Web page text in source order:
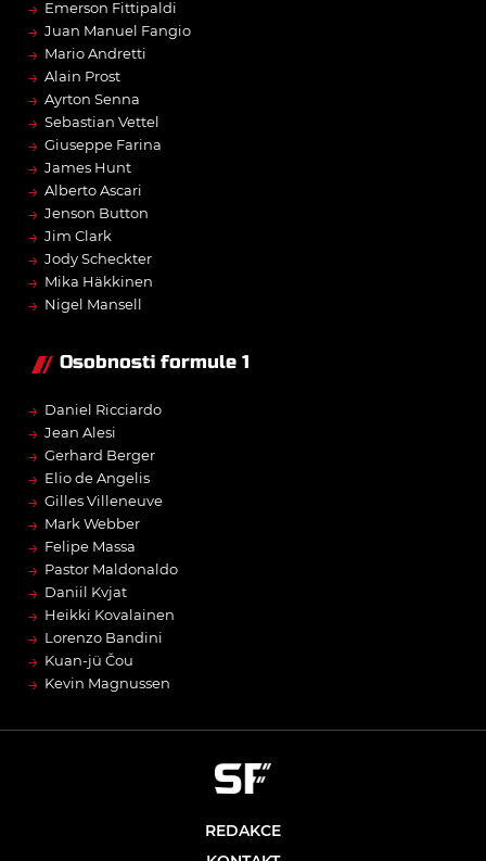
→ Emerson Fittipaldi
→ Juan Manuel Fangio
→ Mario Andretti
→ Alain Prost
→ Ayrton Senna
→ Sebastian Vettel
→ Giuseppe Farina
→ James Hunt
→ Alberto Ascari
→ Jenson Button
→ Jim Clark
→ Jody Scheckter
→ Mika Häkkinen
→ Nigel Mansell
Osobnosti formule 1
→ Daniel Ricciardo
→ Jean Alesi
→ Gerhard Berger
→ Elio de Angelis
→ Gilles Villeneuve
→ Mark Webber
→ Felipe Massa
→ Pastor Maldonaldo
→ Daniil Kvjat
→ Heikki Kovalainen
→ Lorenzo Bandini
→ Kuan-jü Čou
→ Kevin Magnussen
REDAKCE